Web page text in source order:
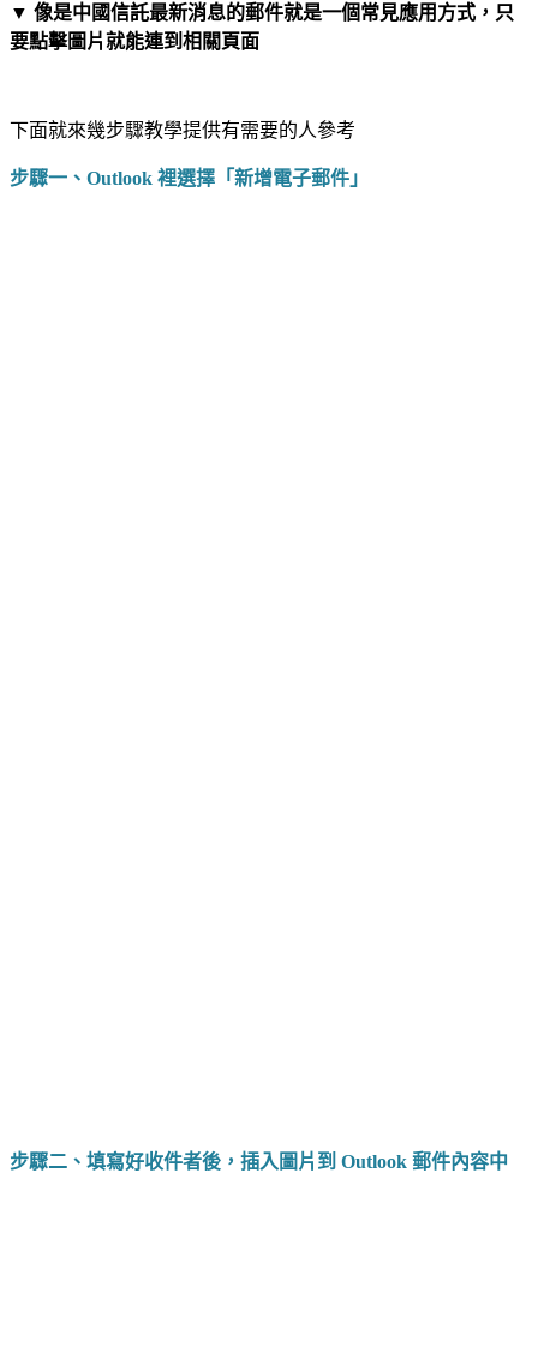
▼ 像是中國信託最新消息的郵件就是一個常見應用方式，只
要點擊圖片就能連到相關頁面
下面就來幾步驟教學提供有需要的人參考
步驟一、Outlook 裡選擇「新增電子郵件」
步驟二、填寫好收件者後，插入圖片到 Outlook 郵件內容中